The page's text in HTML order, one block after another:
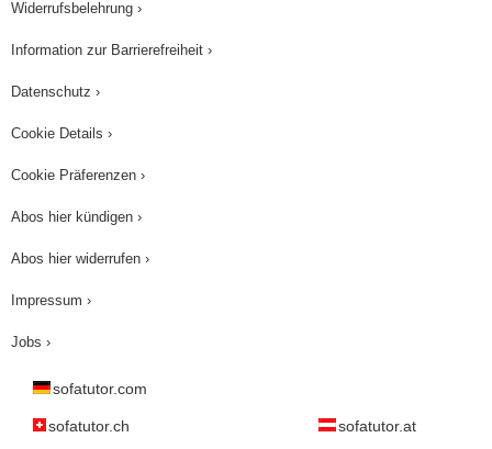
Widerrufsbelehrung ›
Information zur Barrierefreiheit ›
Datenschutz ›
Cookie Details ›
Cookie Präferenzen ›
Abos hier kündigen ›
Abos hier widerrufen ›
Impressum ›
Jobs ›
sofatutor.com
sofatutor.ch sofatutor.at